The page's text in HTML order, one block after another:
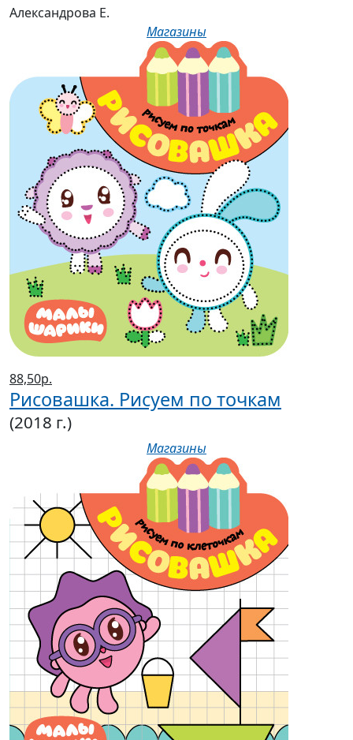
Александрова Е.
Магазины
88,50р.
Рисовашка. Рисуем по точкам
(2018 г.)
Магазины